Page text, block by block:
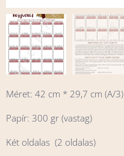
Méret: 42 cm * 29,7 cm (A/3)
Papír: 300 gr (vastag)
Két oldalas (2 oldalas)